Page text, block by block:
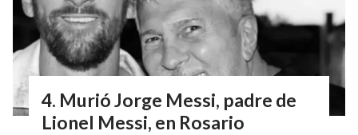
Murió Jorge Messi, padre de
Lionel Messi, en Rosario